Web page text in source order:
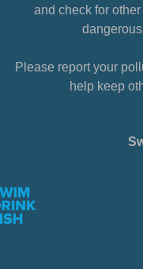
and check for
Please report your
help keep